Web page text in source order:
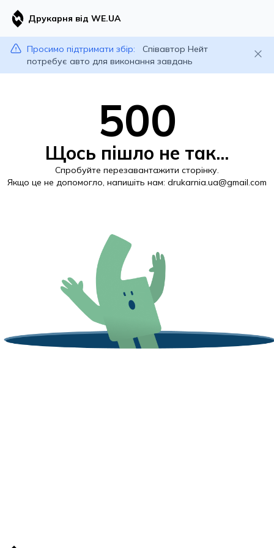
Друкарня від WE.UA
Просимо підтримати збір:
Співавтор Нейт
потребує авто для виконання завдань
500
Щось пішло не так...
Спробуйте перезавантажити сторінку.
Якщо це не допомогло, напишіть нам: drukarnia.ua@gmail.com